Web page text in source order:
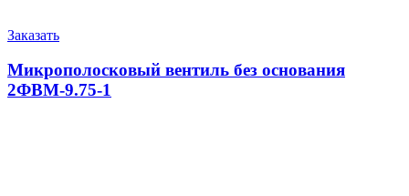
Заказать
Микрополосковый вентиль без основания
2ФВМ-9.75-1